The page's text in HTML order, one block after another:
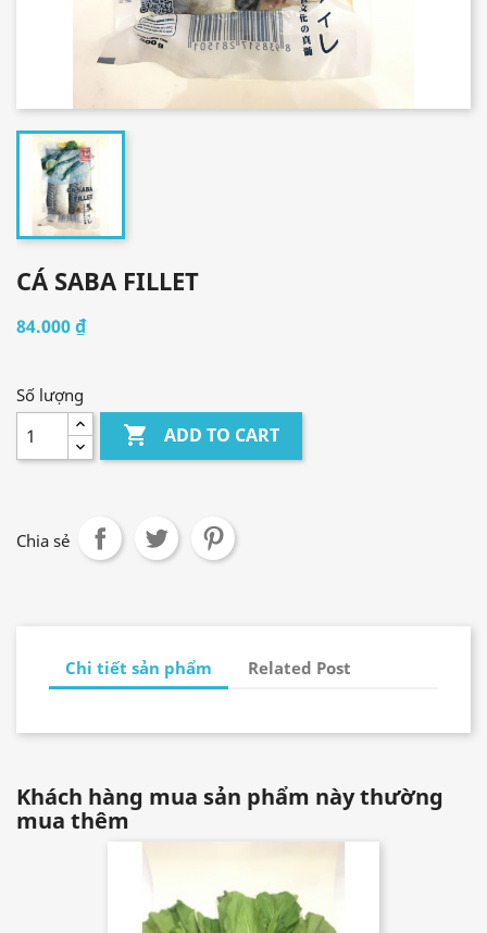
CÁ SABA FILLET
84.000 ₫
Số lượng
 ADD TO CART
Chia sẻ
Chi tiết sản phẩm Related Post
Khách hàng mua sản phẩm này thường
mua thêm